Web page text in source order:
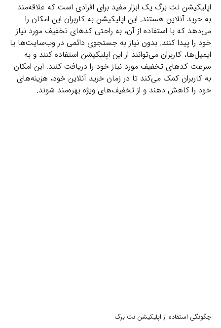
اپلیکیشن نت برگ یک ابزار مفید برای افرادی است که علاقه‌مند
به خرید آنلاین هستند. این اپلیکیشن به کاربران این امکان را
می‌دهد که با استفاده از آن، به راحتی کدهای تخفیف مورد نیاز
خود را پیدا کنند. بدون نیاز به جستجوی دائمی در وب‌سایت‌ها یا
ایمیل‌ها، کاربران می‌توانند از این اپلیکیشن استفاده کنند و به
سرعت کدهای تخفیف مورد نیاز خود را دریافت کنند. این امکان
به کاربران کمک می‌کند تا در زمان خرید آنلاین خود، هزینه‌های
خود را کاهش دهند و از تخفیف‌های ویژه بهره‌مند شوند.
چگونگی استفاده از اپلیکیشن نت برگ